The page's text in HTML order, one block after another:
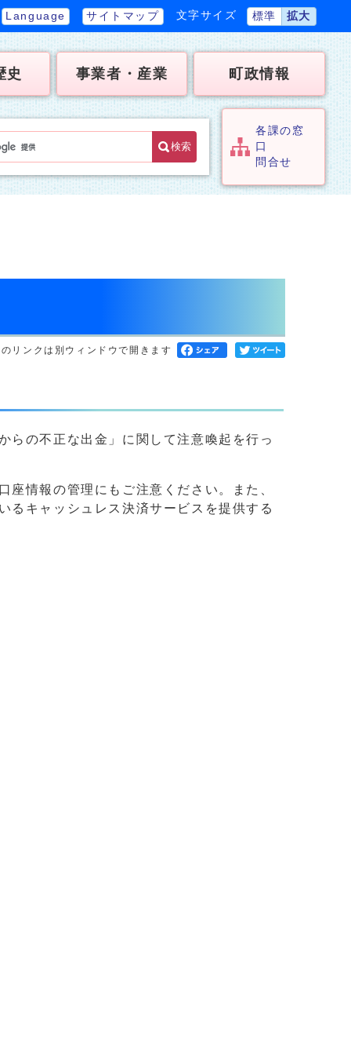
Language サイトマップ 文字サイズ 標準 拡大
史 事業者・産業 町政情報
検索
各課の窓
口
問合せ
リンクは別ウィンドウで開きます
らの不正な出金」に関して注意喚起を行っ
情報の管理にもご注意ください。また、
るキャッシュレス決済サービスを提供する